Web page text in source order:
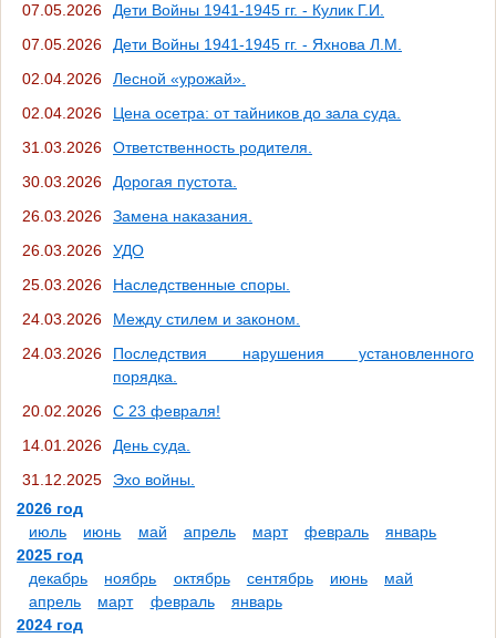
07.05.2026
Дети Войны 1941-1945 гг. - Кулик Г.И.
07.05.2026
Дети Войны 1941-1945 гг. - Яхнова Л.М.
02.04.2026
Лесной «урожай».
02.04.2026
Цена осетра: от тайников до зала суда.
31.03.2026
Ответственность родителя.
30.03.2026
Дорогая пустота.
26.03.2026
Замена наказания.
26.03.2026
УДО
25.03.2026
Наследственные споры.
24.03.2026
Между стилем и законом.
24.03.2026
Последствия нарушения установленного
порядка.
20.02.2026
С 23 февраля!
14.01.2026
День суда.
31.12.2025
Эхо войны.
2026 год
июль
июнь май апрель март февраль
январь
2025 год
декабрь
ноябрь октябрь сентябрь июнь
май
апрель
март февраль
январь
2024 год